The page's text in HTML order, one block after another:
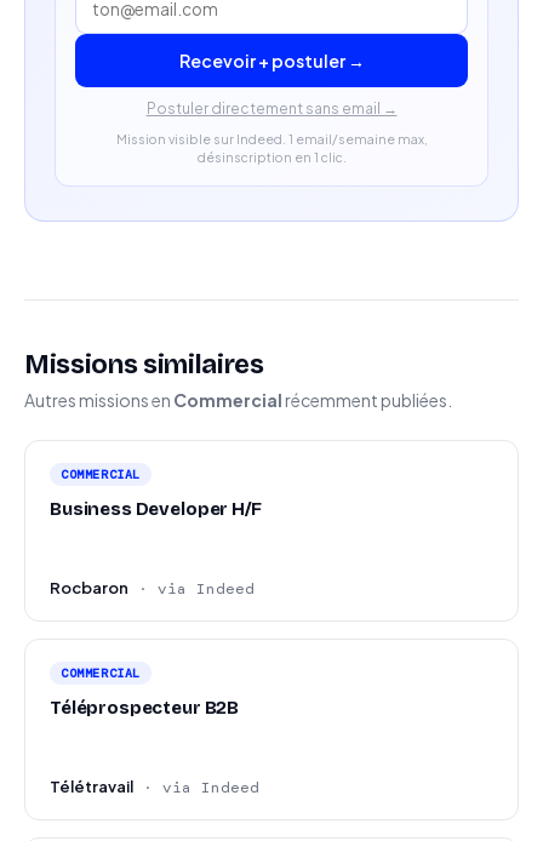
Recevoir + postuler →
Postuler directement sans email →
Mission visible sur Indeed. 1 email/semaine max,
désinscription en 1 clic.
Missions similaires
Autres missions en Commercial récemment publiées.
COMMERCIAL
Business Developer H/F
Rocbaron · via Indeed
COMMERCIAL
Téléprospecteur B2B
Télétravail · via Indeed